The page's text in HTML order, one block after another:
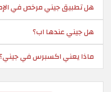
هل تطبيق جيني مرخص في
هل جيني عندها اب؟
ماذا يعني اكسبرس في